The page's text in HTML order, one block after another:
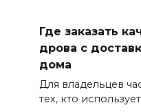
Где заказать
дрова с
дома
Для владельцев
тех, кто использует